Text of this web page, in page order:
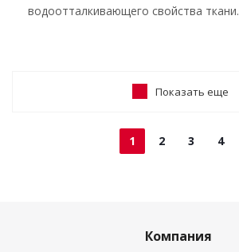
водоотталкивающего свойства ткани.
Показать еще
1 2 3 4
Компания